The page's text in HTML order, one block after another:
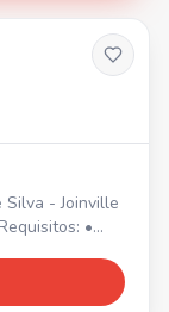
na área